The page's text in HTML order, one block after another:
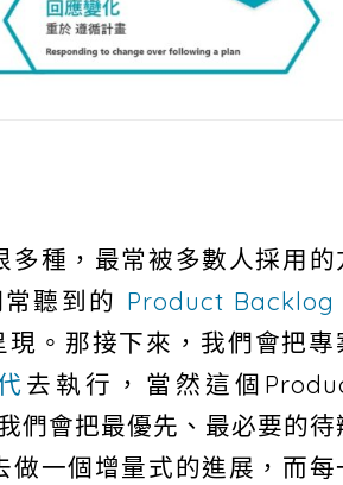
多種，最常被多數人採用的
聽到的 Product Backlog
。那接下來，我們會把專
去執行，當然這個
們會把最優先、最必要的待
做一個增量式的進展，而每